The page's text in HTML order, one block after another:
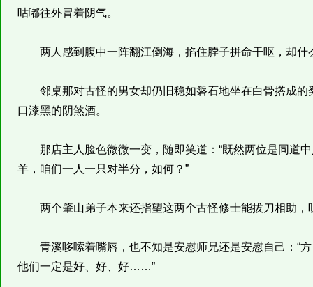
咕嘟往外冒着阴气。
两人感到腹中一阵翻江倒海，掐住脖子拼命干呕，却什
邻桌那对古怪的男女却仍旧稳如磐石地坐在白骨搭成的
口漆黑的阴煞酒。
那店主人脸色微微一变，随即笑道：“既然两位是同道中
羊，咱们一人一只对半分，如何？”
两个肇山弟子本来还指望这两个古怪修士能拔刀相助，
青溪哆嗦着嘴唇，也不知是安慰师兄还是安慰自己：“
他们一定是好、好、好……”